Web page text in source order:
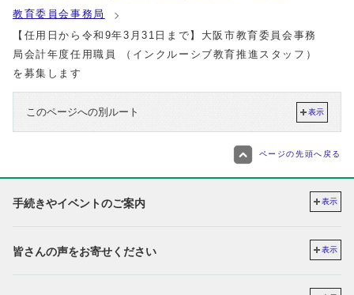
教育委員会事務局
【任用日から令和9年3月31日まで】大阪市教育委員会事務
局会計年度任用職員 （インクルーシブ教育推進スタッフ）
を募集します
このページへの別ルート 表示
ページの先頭へ戻る
手続きやイベントのご案内 表示
皆さんの声をお寄せください 表示